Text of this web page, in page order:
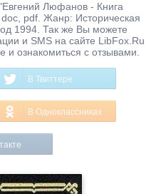
Люфанов - Книга
pdf. Жанр: Историческая
1994. Так же Вы можете
и SMS на сайте LibFox.Ru
и ознакомиться с отзывами.
В Твиттере
В Одноклассниках